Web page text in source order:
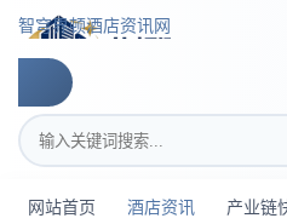
跳转到主要内容
智穹界顿酒店资讯网
搜索关键词
网站首页 酒店资讯 产业链